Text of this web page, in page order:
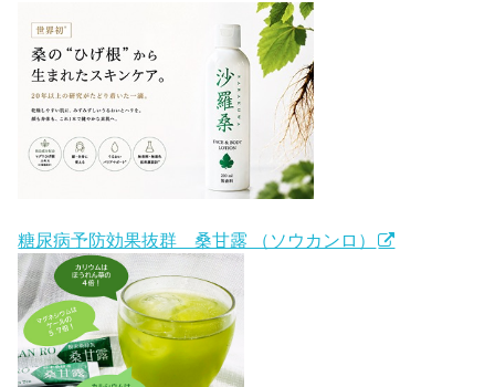
糖尿病予防効果抜群 桑甘露 （ソウカンロ）